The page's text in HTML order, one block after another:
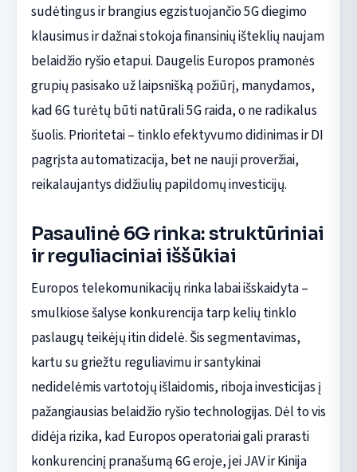
sudėtingus ir brangius egzistuojančio 5G diegimo
klausimus ir dažnai stokoja finansinių išteklių naujam
belaidžio ryšio etapui. Daugelis Europos pramonės
grupių pasisako už laipsnišką požiūrį, manydamos,
kad 6G turėtų būti natūrali 5G raida, o ne radikalus
šuolis. Prioritetai – tinklo efektyvumo didinimas ir DI
pagrįsta automatizacija, bet ne nauji proveržiai,
reikalaujantys didžiulių papildomų investicijų.
Pasaulinė 6G rinka: struktūriniai
ir reguliaciniai iššūkiai
Europos telekomunikacijų rinka labai išskaidyta –
smulkiose šalyse konkurencija tarp kelių tinklo
paslaugų teikėjų itin didelė. Šis segmentavimas,
kartu su griežtu reguliavimu ir santykinai
nedidelėmis vartotojų išlaidomis, riboja investicijas į
pažangiausias belaidžio ryšio technologijas. Dėl to vis
didėja rizika, kad Europos operatoriai gali prarasti
konkurencinį pranašumą 6G eroje, jei JAV ir Kinija